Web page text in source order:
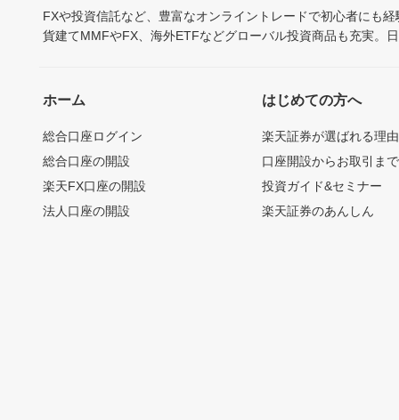
FXや投資信託など、豊富なオンライントレードで初心者にも
貨建てMMFやFX、海外ETFなどグローバル投資商品も充実。
ホーム
総合口座ログイン
総合口座の開設
楽天FX口座の開設
法人口座の開設
はじめての方へ
楽天証券が選ばれる理由
口座開設からお取引ま
投資ガイド&セミナー
楽天証券のあんしん